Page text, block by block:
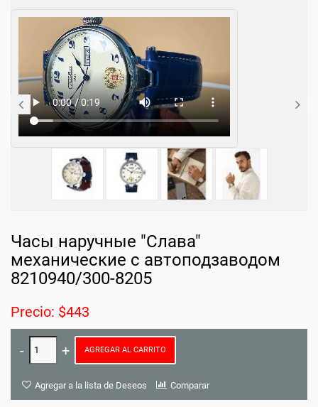
Часы наручные "Слава"
механические с автоподзаводом
8210940/300-8205
Precio: $443
AGREGAR AL CARRITO
Agregar a la lista de Deseos Comparar